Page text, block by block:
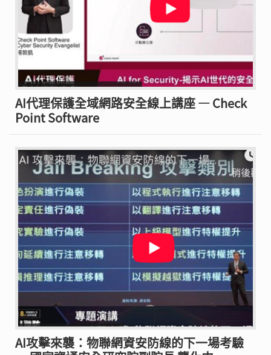
AI代理保護全域網路安全線上講座 — Check
Point Software
AI攻擊來襲：物聯網資安防線的下一場考驗